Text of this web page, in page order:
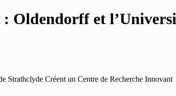
et
Strathclyde Créent un Centre de Recherche Innovant